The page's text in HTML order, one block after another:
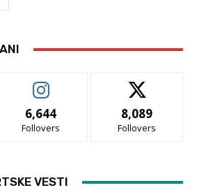
6,644
Follovers
8,089
Follovers
VESTI